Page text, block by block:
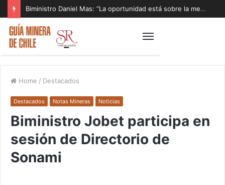
Biministro Daniel Mas: “La oportunidad está sobre la mesa y tenemos que aprovecharla”
Home / Destacados
Destacados Notas Mineras Noticias
Biministro Jobet participa en
sesión de Directorio de
Sonami